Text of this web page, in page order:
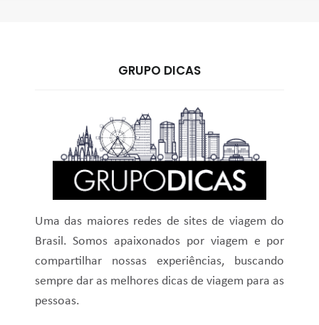
GRUPO DICAS
Uma das maiores redes de sites de viagem do
Brasil. Somos apaixonados por viagem e por
compartilhar nossas experiências, buscando
sempre dar as melhores dicas de viagem para as
pessoas.